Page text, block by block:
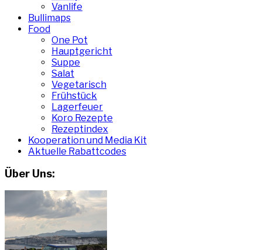
Vanlife
Bullimaps
Food
One Pot
Hauptgericht
Suppe
Salat
Vegetarisch
Frühstück
Lagerfeuer
Koro Rezepte
Rezeptindex
Kooperation und Media Kit
Aktuelle Rabattcodes
Über Uns: